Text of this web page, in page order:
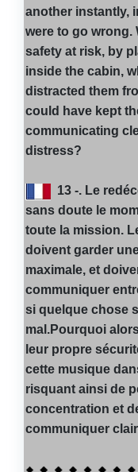
another instantly,
were to go wrong.
safety at risk, by
inside the cabin,
distracted them
could have kept
communicating
distress?
13 -. Le
sans doute le
toute la mission.
doivent garder
maximale, et
communiquer
si quelque chose
mal.Pourquoi
leur propre
cette musique
risquant ainsi de
concentration et
communiquer